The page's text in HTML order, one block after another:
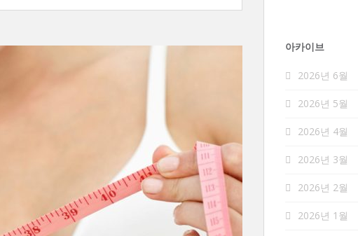
아카이브
2026년 6월
2026년 5월
2026년 4월
2026년 3월
2026년 2월
2026년 1월